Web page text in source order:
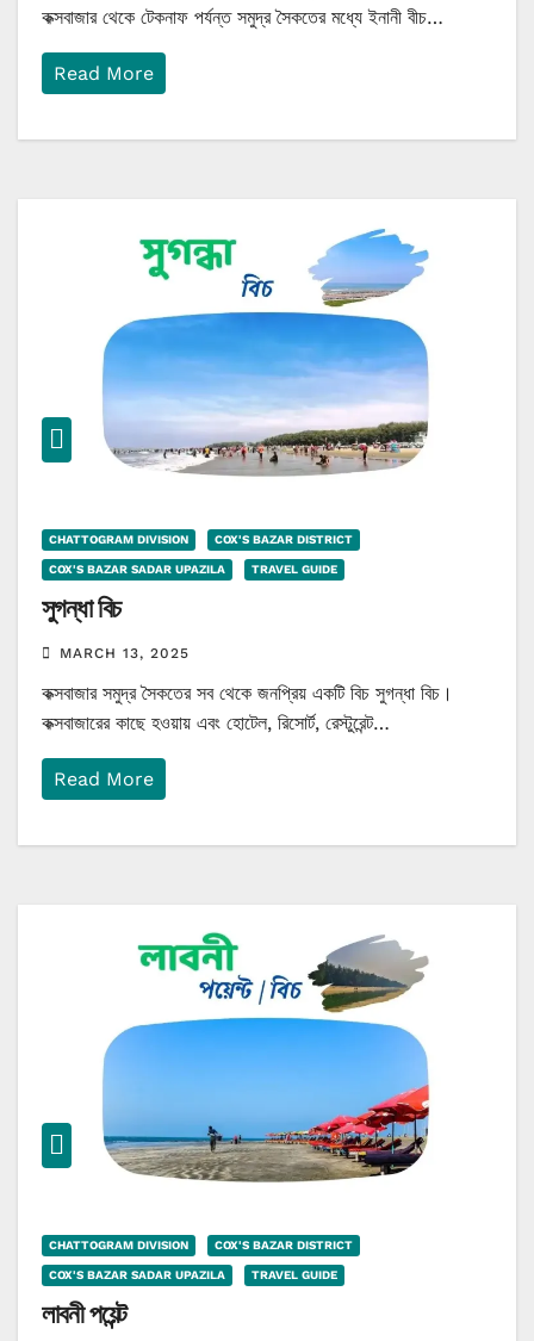
কক্সবাজার থেকে টেকনাফ পর্যন্ত সমুদ্র সৈকতের মধ্যে ইনানী বীচ…
Read More
CHATTOGRAM DIVISION COX'S BAZAR DISTRICT
COX'S BAZAR SADAR UPAZILA TRAVEL GUIDE
সুগন্ধা বিচ
MARCH 13, 2025
কক্সবাজার সমুদ্র সৈকতের সব থেকে জনপ্রিয় একটি বিচ সুগন্ধা বিচ।
কক্সবাজারের কাছে হওয়ায় এবং হোটেল, রিসোর্ট, রেস্টুরেন্ট…
Read More
CHATTOGRAM DIVISION COX'S BAZAR DISTRICT
COX'S BAZAR SADAR UPAZILA TRAVEL GUIDE
লাবনী পয়েন্ট